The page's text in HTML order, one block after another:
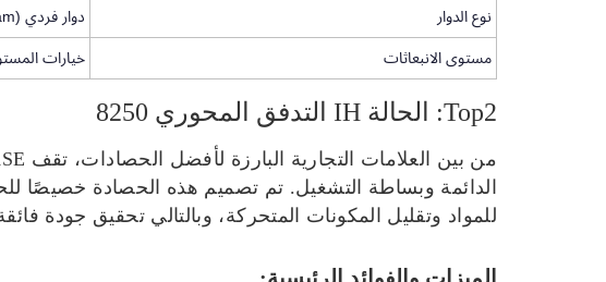
نوع الدوار
دوار فردي (TriStream™ أو تيار متغير)
مستوى الانبعاثات
خيارات المستوى 2 / المستوى 4
Top2: الحالة IH التدفق المحوري 8250
الدائمة وبساطة التشغيل. تم تصميم هذه الحصادة خصيصًا
للمواد وتقليل المكونات المتحركة، وبالتالي تحقيق جودة